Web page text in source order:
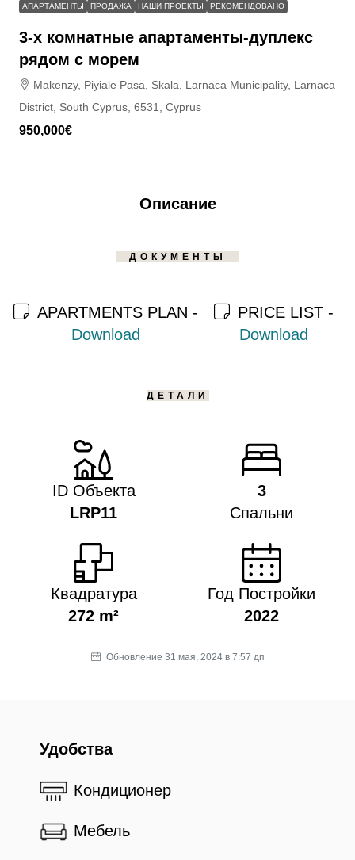
АПАРТАМЕНТЫ ПРОДАЖА НАШИ ПРОЕКТЫ РЕКОМЕНДОВАНО
3-х комнатные апартаменты-дуплекс
рядом с морем
Makenzy, Piyiale Pasa, Skala, Larnaca Municipality, Larnaca
District, South Cyprus, 6531, Cyprus
950,000€
Описание
ДОКУМЕНТЫ
APARTMENTS PLAN -
Download
PRICE LIST -
Download
ДЕТАЛИ
ID Объекта
LRP11
3
Спальни
Квадратура
272 m²
Год Постройки
2022
Обновление 31 мая, 2024 в 7:57 дп
Удобства
Кондиционер
Мебель